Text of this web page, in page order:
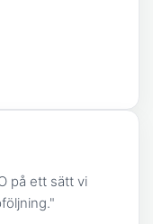
på ett sätt vi